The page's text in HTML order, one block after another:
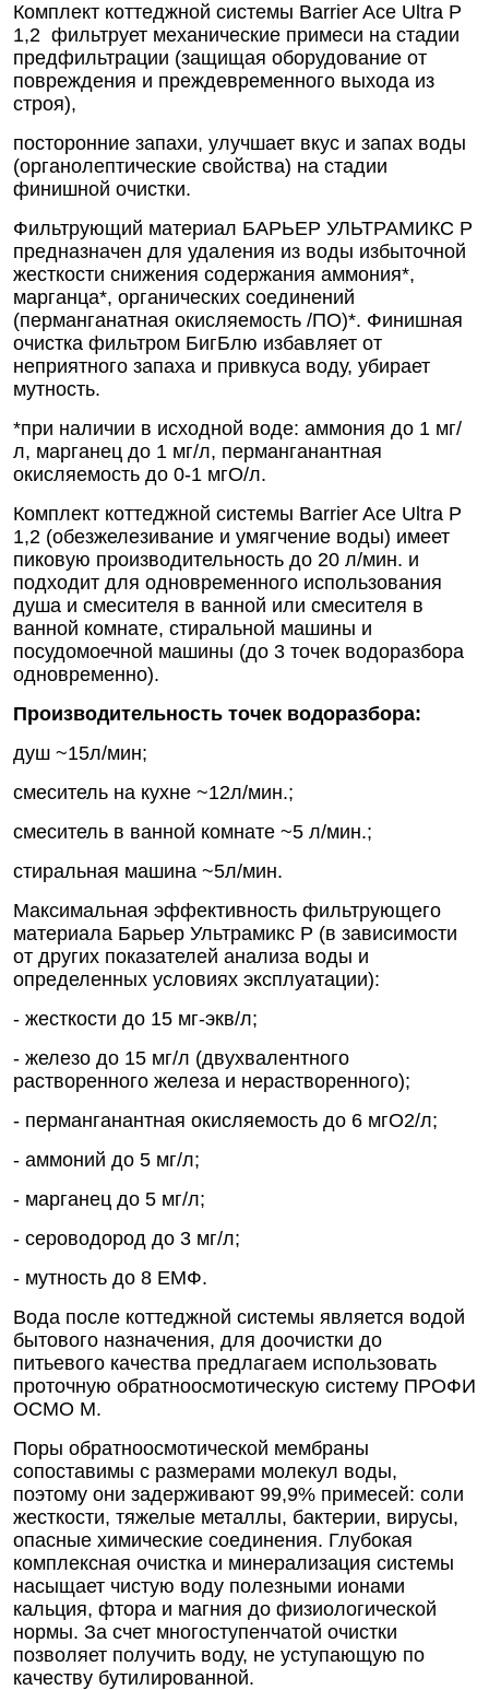
Комплект коттеджной системы Barrier Ace Ultra Р
1,2 фильтрует механические примеси на стадии
предфильтрации (защищая оборудование от
повреждения и преждевременного выхода из
строя),
посторонние запахи, улучшает вкус и запах воды
(органолептические свойства) на стадии
финишной очистки.
Фильтрующий материал БАРЬЕР УЛЬТРАМИКС Р
предназначен для удаления из воды избыточной
жесткости снижения содержания аммония*,
марганца*, органических соединений
(перманганатная окисляемость /ПО)*. Финишная
очистка фильтром БигБлю избавляет от
неприятного запаха и привкуса воду, убирает
мутность.
*при наличии в исходной воде: аммония до 1 мг/
л, марганец до 1 мг/л, перманганантная
окисляемость до 0-1 мгО/л.
Комплект коттеджной системы Barrier Ace Ultra Р
1,2 (обезжелезивание и умягчение воды) имеет
пиковую производительность до 20 л/мин. и
подходит для одновременного использования
душа и смесителя в ванной или смесителя в
ванной комнате, стиральной машины и
посудомоечной машины (до 3 точек водоразбора
одновременно).
Производительность точек водоразбора:
душ ~15л/мин;
смеситель на кухне ~12л/мин.;
смеситель в ванной комнате ~5 л/мин.;
стиральная машина ~5л/мин.
Максимальная эффективность фильтрующего
материала Барьер Ультрамикс Р (в зависимости
от других показателей анализа воды и
определенных условиях эксплуатации):
- жесткости до 15 мг-экв/л;
- железо до 15 мг/л (двухвалентного
растворенного железа и нерастворенного);
- перманганантная окисляемость до 6 мгО2/л;
- аммоний до 5 мг/л;
- марганец до 5 мг/л;
- сероводород до 3 мг/л;
- мутность до 8 ЕМФ.
Вода после коттеджной системы является водой
бытового назначения, для доочистки до
питьевого качества предлагаем использовать
проточную обратноосмотическую систему ПРОФИ
ОСМО М.
Поры обратноосмотической мембраны
сопоставимы с размерами молекул воды,
поэтому они задерживают 99,9% примесей: соли
жесткости, тяжелые металлы, бактерии, вирусы,
опасные химические соединения. Глубокая
комплексная очистка и минерализация системы
насыщает чистую воду полезными ионами
кальция, фтора и магния до физиологической
нормы. За счет многоступенчатой очистки
позволяет получить воду, не уступающую по
качеству бутилированной.